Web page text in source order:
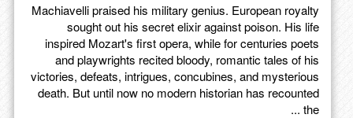
Machiavelli praised his military genius. European royalty
sought out his secret elixir against poison. His life
inspired Mozart's first opera, while for centuries poets
and playwrights recited bloody, romantic tales of his
victories, defeats, intrigues, concubines, and mysterious
death. But until now no modern historian has recounted
the ...